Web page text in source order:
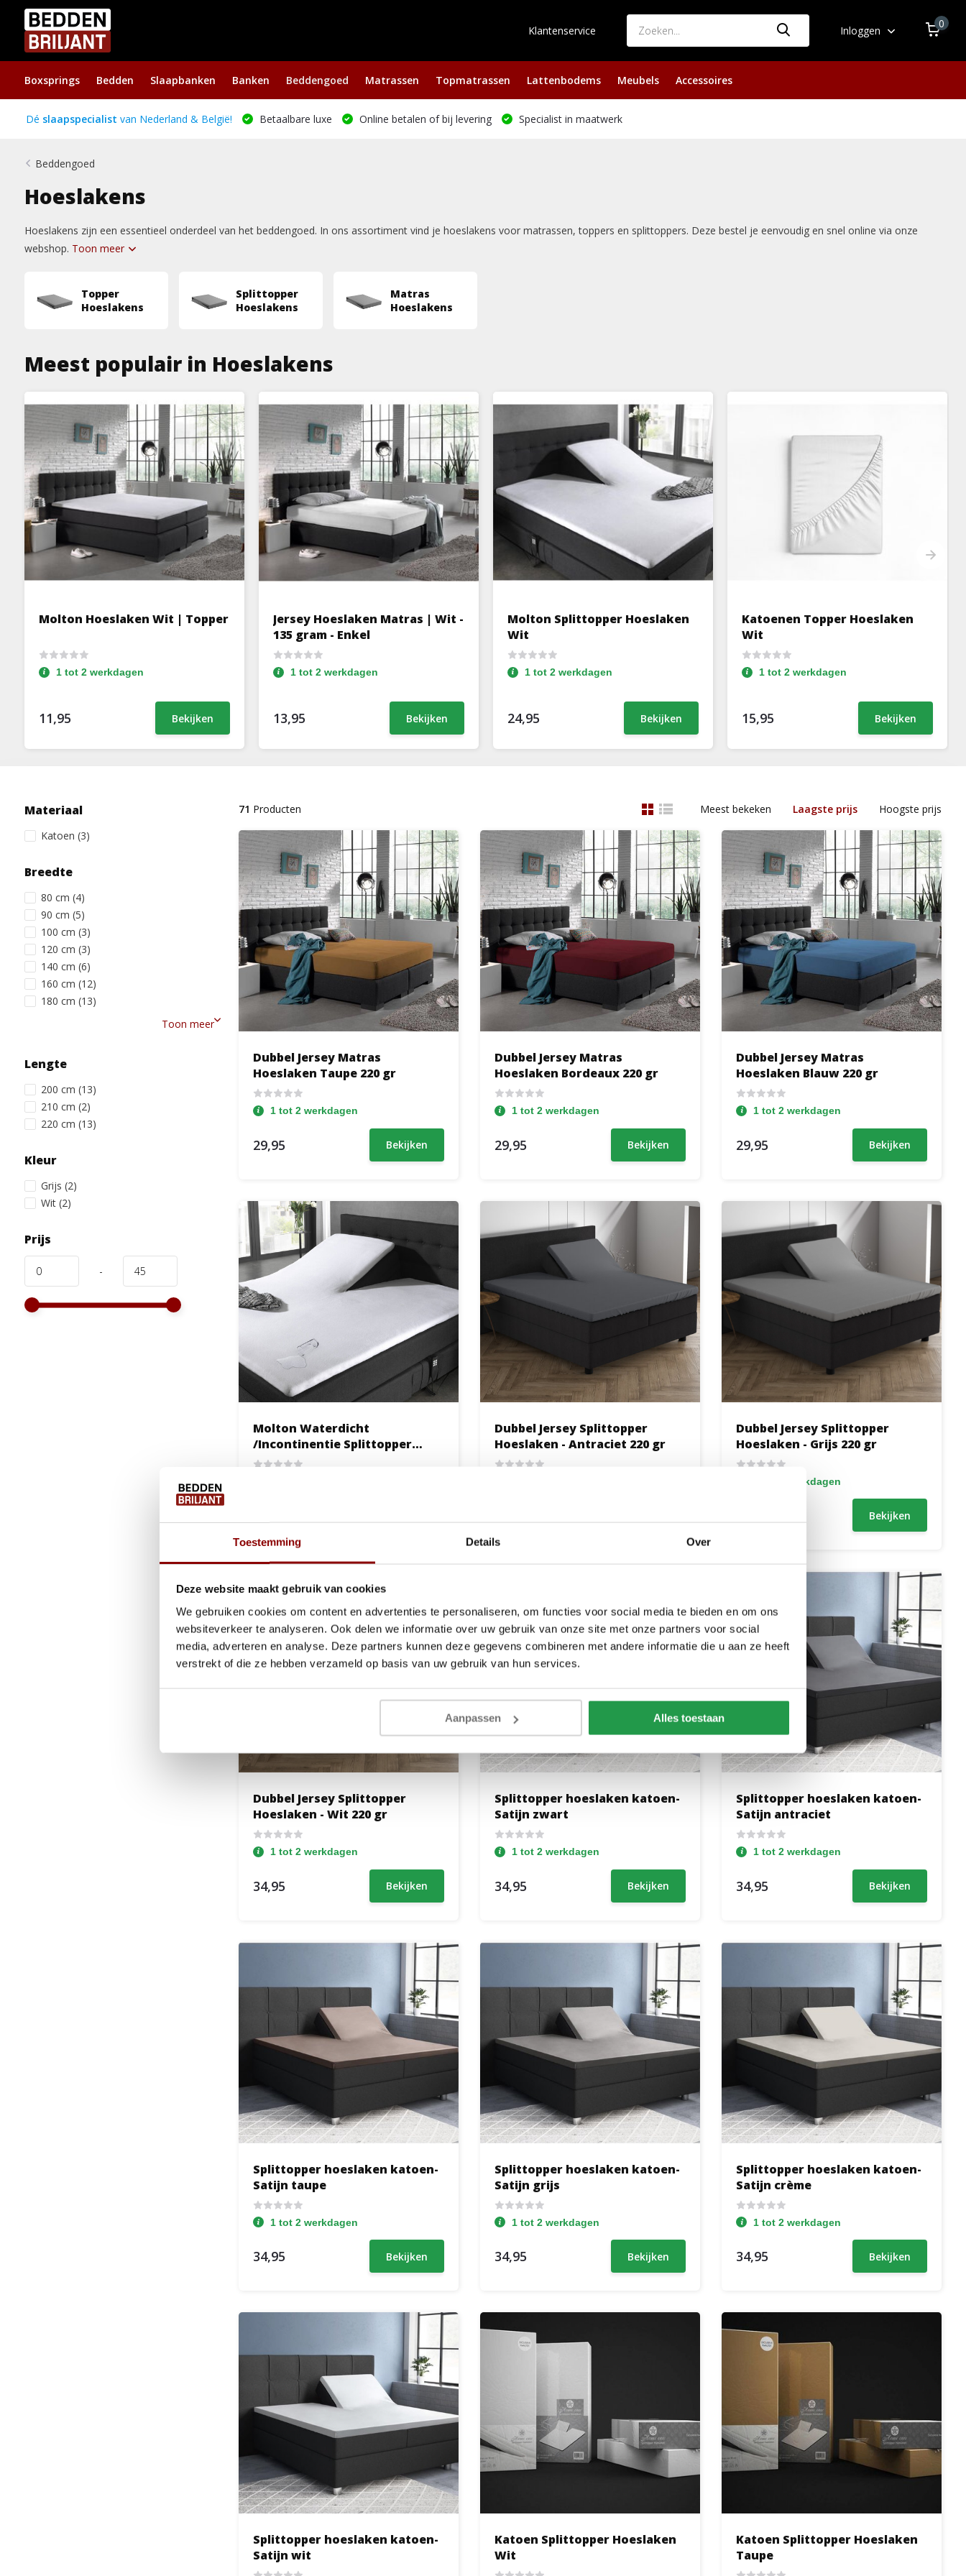
Toestemming Details Over
Deze website maakt gebruik van cookies
We gebruiken cookies om content en advertenties te personaliseren, om functies voor social media te bieden en om ons
websiteverkeer te analyseren. Ook delen we informatie over uw gebruik van onze site met onze partners voor social
media, adverteren en analyse. Deze partners kunnen deze gegevens combineren met andere informatie die u aan ze heeft
verstrekt of die ze hebben verzameld op basis van uw gebruik van hun services.
Aanpassen Alles toestaan
Klantenservice Inloggen
0
Boxsprings Bedden Slaapbanken Banken Beddengoed Matrassen Topmatrassen Lattenbodems Meubels Accessoires
Dé slaapspecialist van Nederland & België! Betaalbare luxe Online betalen of bij levering Specialist in maatwerk
Beddengoed
Hoeslakens
Hoeslakens zijn een essentieel onderdeel van het beddengoed. In ons assortiment vind je hoeslakens voor matrassen, toppers en splittoppers. Deze bestel je eenvoudig en snel online via onze
webshop. Toon meer
Topper
Hoeslakens
Splittopper
Hoeslakens
Matras
Hoeslakens
Meest populair in Hoeslakens
Molton Hoeslaken Wit | Topper
1 tot 2 werkdagen
11,95 Bekijken
Jersey Hoeslaken Matras | Wit -
135 gram - Enkel
1 tot 2 werkdagen
13,95 Bekijken
Molton Splittopper Hoeslaken
Wit
1 tot 2 werkdagen
24,95 Bekijken
Katoenen Topper Hoeslaken
Wit
1 tot 2 werkdagen
15,95 Bekijken
Materiaal
Katoen (3)
Breedte
80 cm (4)
90 cm (5)
100 cm (3)
120 cm (3)
140 cm (6)
160 cm (12)
180 cm (13)
Toon meer
Lengte
200 cm (13)
210 cm (2)
220 cm (13)
Kleur
Grijs (2)
Wit (2)
Prijs
-
71 Producten Meest bekeken Laagste prijs Hoogste prijs
Dubbel Jersey Matras
Hoeslaken Taupe 220 gr
1 tot 2 werkdagen
29,95 Bekijken
Dubbel Jersey Matras
Hoeslaken Bordeaux 220 gr
1 tot 2 werkdagen
29,95 Bekijken
Dubbel Jersey Matras
Hoeslaken Blauw 220 gr
1 tot 2 werkdagen
29,95 Bekijken
Molton Waterdicht
/Incontinentie Splittopper
Hoeslaken Wit
Dubbel Jersey Splittopper
Hoeslaken - Antraciet 220 gr
Dubbel Jersey Splittopper
Hoeslaken - Grijs 220 gr
1 tot 2 werkdagen
Bekijken
Dubbel Jersey Splittopper
Hoeslaken - Wit 220 gr
1 tot 2 werkdagen
34,95 Bekijken
Splittopper hoeslaken katoen-
Satijn zwart
1 tot 2 werkdagen
34,95 Bekijken
Splittopper hoeslaken katoen-
Satijn antraciet
1 tot 2 werkdagen
34,95 Bekijken
Splittopper hoeslaken katoen-
Satijn taupe
1 tot 2 werkdagen
34,95 Bekijken
Splittopper hoeslaken katoen-
Satijn grijs
1 tot 2 werkdagen
34,95 Bekijken
Splittopper hoeslaken katoen-
Satijn crème
1 tot 2 werkdagen
34,95 Bekijken
Splittopper hoeslaken katoen-
Satijn wit
Katoen Splittopper Hoeslaken
Wit
Katoen Splittopper Hoeslaken
Taupe